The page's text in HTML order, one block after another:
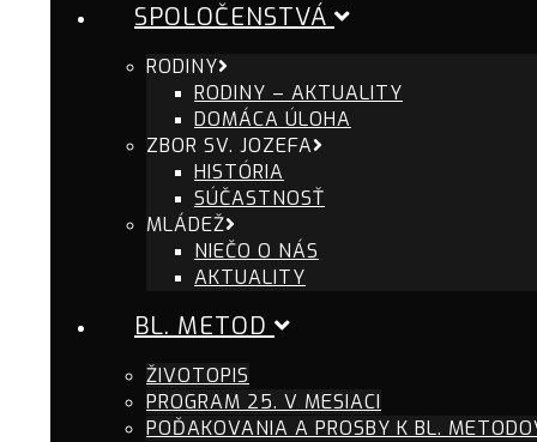
SPOLOČENSTVÁ
RODINY
RODINY – AKTUALITY
DOMÁCA ÚLOHA
ZBOR SV. JOZEFA
HISTÓRIA
SÚČASTNOSŤ
MLÁDEŽ
NIEČO O NÁS
AKTUALITY
BL. METOD
ŽIVOTOPIS
PROGRAM 25. V MESIACI
POĎAKOVANIA A PROSBY K BL.